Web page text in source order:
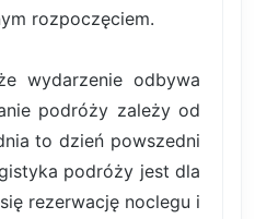
rozpoczęciem.
wydarzenie odbywa
podróży zależy od
to dzień powszedni
podróży jest dla
rezerwację noclegu i